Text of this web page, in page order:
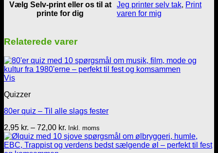
Vælg Selv-print eller os til at
printe for dig
Jeg printer selv tak, Print
varen for mig
Relaterede varer
Vis
Quizzer
80er quiz – Til alle slags fester
2,95 kr. – 72,00 kr. Prisinterval:
2,95 kr.
til
Inkl. moms